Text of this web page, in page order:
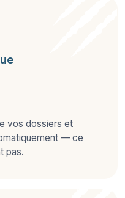
vos dossiers et
— ce
pas.